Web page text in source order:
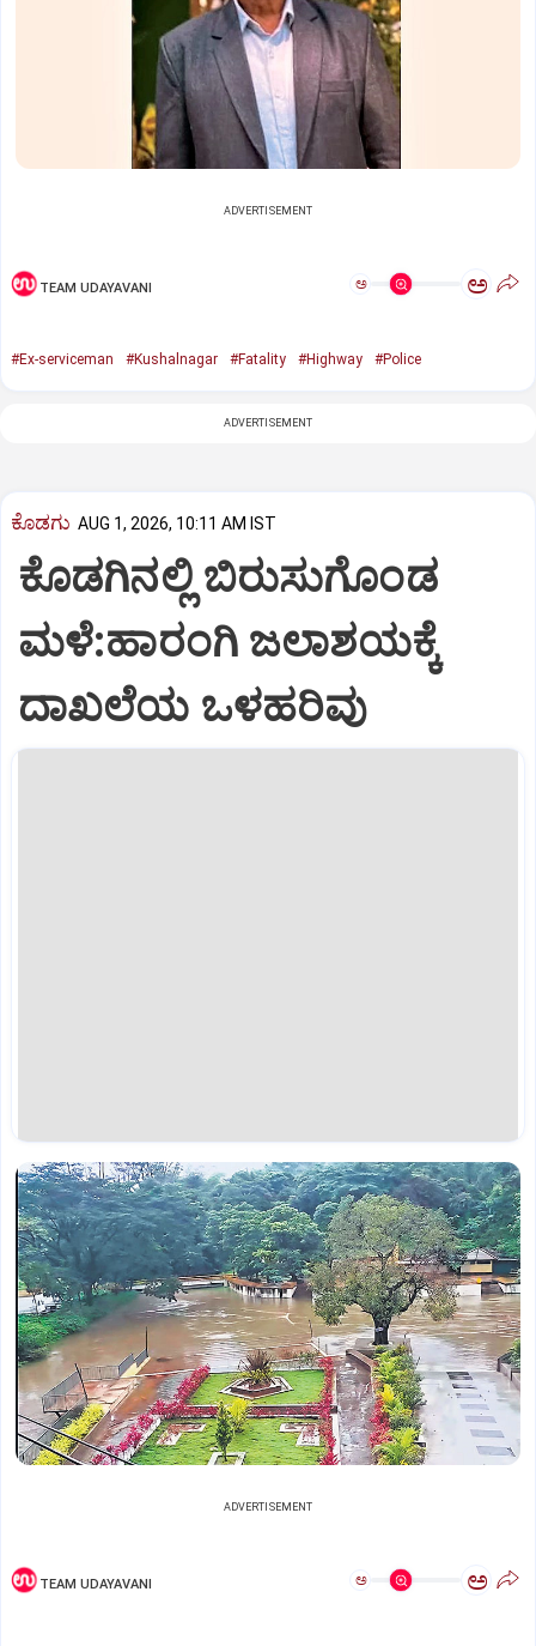
ADVERTISEMENT
TEAM UDAYAVANI ಅ ಅ
#Ex-serviceman #Kushalnagar #Fatality #Highway #Police
ADVERTISEMENT
ಕೊಡಗು AUG 1, 2026, 10:11 AM IST
ಕೊಡಗಿನಲ್ಲಿ ಬಿರುಸುಗೊಂಡ
ಮಳೆ:ಹಾರಂಗಿ ಜಲಾಶಯಕ್ಕೆ
ದಾಖಲೆಯ ಒಳಹರಿವು
ADVERTISEMENT
TEAM UDAYAVANI ಅ ಅ